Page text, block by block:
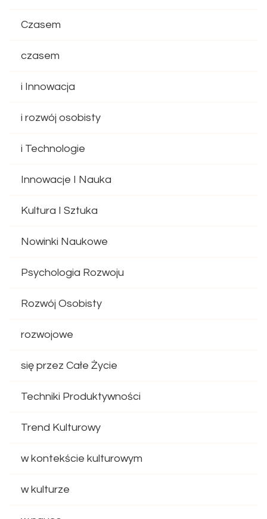
Czasem
czasem
i Innowacja
i rozwój osobisty
i Technologie
Innowacje I Nauka
Kultura I Sztuka
Nowinki Naukowe
Psychologia Rozwoju
Rozwój Osobisty
rozwojowe
się przez Całe Życie
Techniki Produktywności
Trend Kulturowy
w kontekście kulturowym
w kulturze